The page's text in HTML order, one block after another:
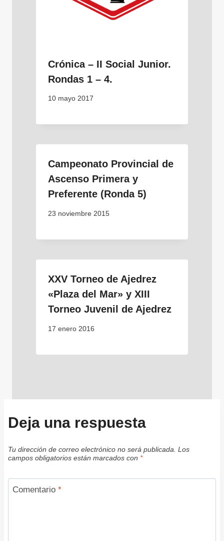
Crónica – II Social Junior.
Rondas 1 – 4.
10 mayo 2017
Campeonato Provincial de
Ascenso Primera y
Preferente (Ronda 5)
23 noviembre 2015
XXV Torneo de Ajedrez
«Plaza del Mar» y XIII
Torneo Juvenil de Ajedrez
17 enero 2016
Deja una respuesta
Tu dirección de correo electrónico no será publicada. Los
campos obligatorios están marcados con *
Comentario *